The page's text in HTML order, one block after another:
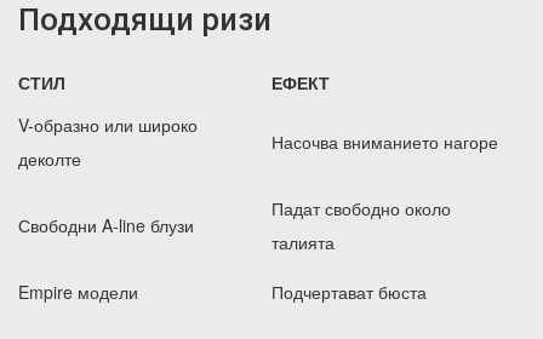
Подходящи ризи
СТИЛ
ЕФЕКТ
V-образно или широко
деколте
Насочва вниманието нагоре
Свободни A-line блузи
Падат свободно около
талията
Empire модели Подчертават бюста